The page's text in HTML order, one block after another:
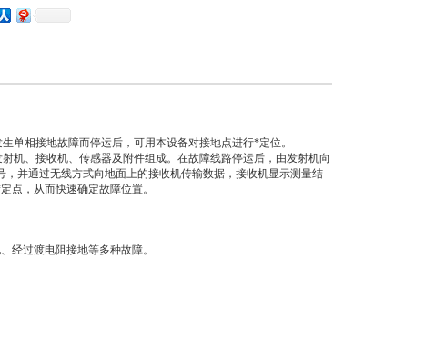
相接地故障而停运后，可用本设备对接地点进行*定位。
机、接收机、传感器及附件组成。在故障线路停运后，由发射机向
并通过无线方式向地面上的接收机传输数据，接收机显示测量结
点，从而快速确定故障位置。
经过渡电阻接地等多种故障。